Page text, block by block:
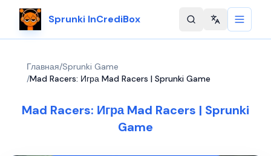
Sprunki InCrediBox Change
Главная/Sprunki Game
/Mad Racers: Игра Mad Racers | Sprunki Game
Mad Racers: Игра Mad Racers | Sprunki
Game